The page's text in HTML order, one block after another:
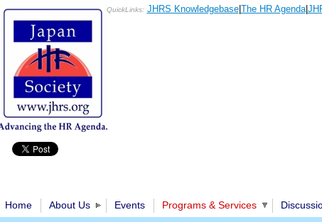
QuickLinks: JHRS Knowledgebase| The HR Agenda|
Home About Us Events Programs & Services